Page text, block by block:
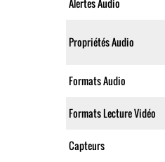
Alertes Audio
Propriétés Audio
Formats Audio
Formats Lecture Vidéo
Capteurs